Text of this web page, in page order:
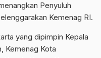
Penyuluh
Kemenag RI.
yang dipimpin Kepala
Kemenag Kota